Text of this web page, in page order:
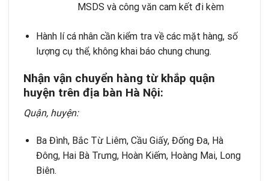
MSDS và công văn cam kết đi kèm
Hành lí cá nhân cần kiểm tra về các mặt hàng, số
lượng cụ thể, không khai báo chung chung.
Nhận vận chuyển hàng từkhắp quận
huyện trên địa bàn Hà Nội:
Quận, huyện:
Ba Đình, Bắc Từ Liêm, Cầu Giấy, Đống Đa, Hà
Đông, Hai Bà Trưng, Hoàn Kiếm, Hoàng Mai, Long
Biên.